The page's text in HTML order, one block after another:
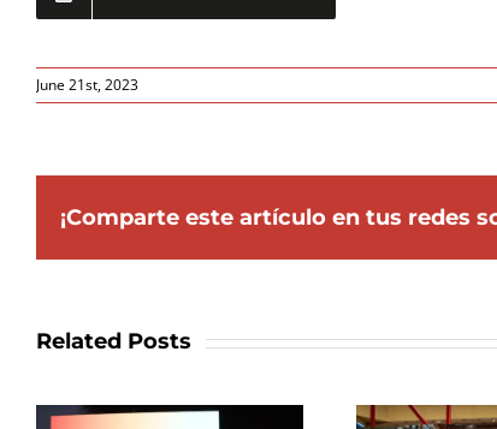
June 21st, 2023
¡Comparte este artículo en tus redes
Related Posts